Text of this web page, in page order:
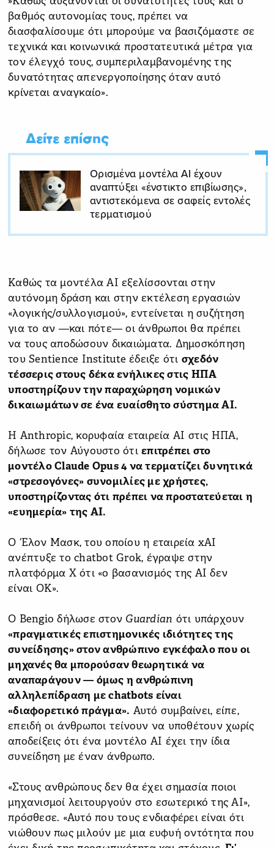
βαθμός αυτονομίας τους, πρέπει να
διασφαλίσουμε ότι μπορούμε να βασιζόμαστε σε
τεχνικά και κοινωνικά προστατευτικά μέτρα για
τον έλεγχό τους, συμπεριλαμβανομένης της
δυνατότητας απενεργοποίησης όταν αυτό
κρίνεται αναγκαίο».
Δείτε επίσης
Ορισμένα μοντέλα ΑΙ έχουν
αναπτύξει «ένστικτο επιβίωσης»,
αντιστεκόμενα σε σαφείς εντολές
τερματισμού
Καθώς τα μοντέλα ΑΙ εξελίσσονται στην
αυτόνομη δράση και στην εκτέλεση εργασιών
«λογικής/συλλογισμού», εντείνεται η συζήτηση
για το αν —και πότε— οι άνθρωποι θα πρέπει
να τους αποδώσουν δικαιώματα. Δημοσκόπηση
του Sentience Institute έδειξε ότι σχεδόν
τέσσερις στους δέκα ενήλικες στις ΗΠΑ
υποστηρίζουν την παραχώρηση νομικών
δικαιωμάτων σε ένα ευαίσθητο σύστημα AI.
Η Anthropic, κορυφαία εταιρεία AI στις ΗΠΑ,
δήλωσε τον Αύγουστο ότι επιτρέπει στο
μοντέλο Claude Opus 4 να τερματίζει δυνητικά
«στρεσογόνες» συνομιλίες με χρήστες,
υποστηρίζοντας ότι πρέπει να προστατεύεται η
«ευημερία» της AI.
Ο Έλον Μασκ, του οποίου η εταιρεία xAI
ανέπτυξε το chatbot Grok, έγραψε στην
πλατφόρμα X ότι «ο βασανισμός της AI δεν
είναι ΟΚ».
Ο Bengio δήλωσε στον Guardian ότι υπάρχουν
«πραγματικές επιστημονικές ιδιότητες της
συνείδησης» στον ανθρώπινο εγκέφαλο που οι
μηχανές θα μπορούσαν θεωρητικά να
αναπαράγουν — όμως η ανθρώπινη
αλληλεπίδραση με chatbots είναι
«διαφορετικό πράγμα». Αυτό συμβαίνει, είπε,
επειδή οι άνθρωποι τείνουν να υποθέτουν χωρίς
αποδείξεις ότι ένα μοντέλο AI έχει την ίδια
συνείδηση με έναν άνθρωπο.
«Στους ανθρώπους δεν θα έχει σημασία ποιοι
μηχανισμοί λειτουργούν στο εσωτερικό της AI»,
πρόσθεσε. «Αυτό που τους ενδιαφέρει είναι ότι
νιώθουν πως μιλούν με μια ευφυή οντότητα που